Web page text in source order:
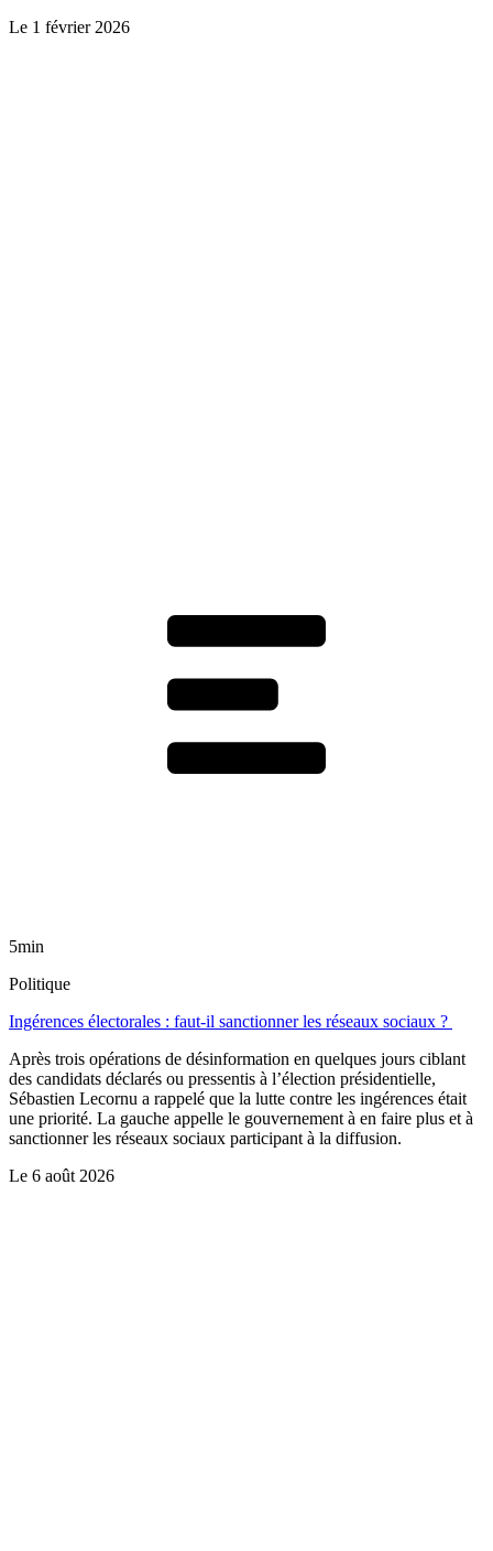
Le 1 février 2026
5min
Politique
Ingérences électorales : faut-il sanctionner les réseaux sociaux ?
Après trois opérations de désinformation en quelques jours ciblant
des candidats déclarés ou pressentis à l’élection présidentielle,
Sébastien Lecornu a rappelé que la lutte contre les ingérences était
une priorité. La gauche appelle le gouvernement à en faire plus et à
sanctionner les réseaux sociaux participant à la diffusion.
Le 6 août 2026